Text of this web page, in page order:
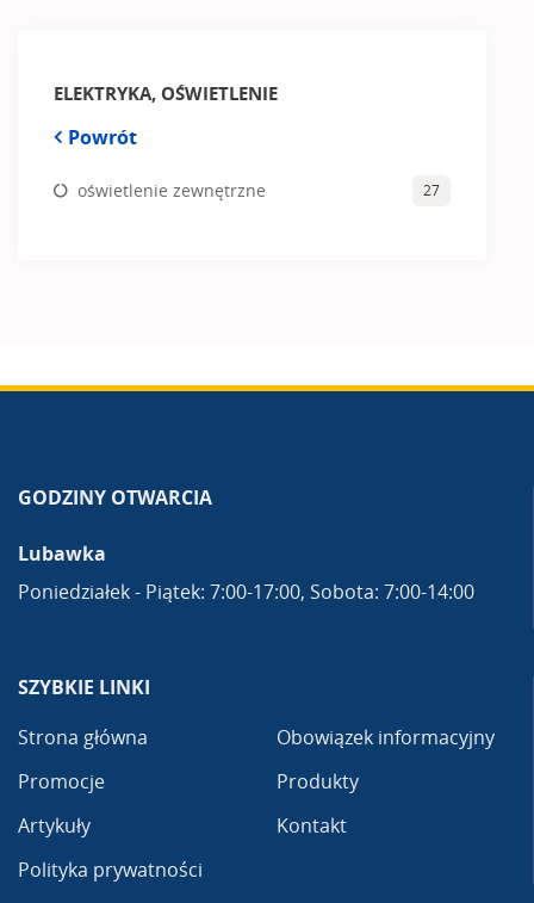
ELEKTRYKA, OŚWIETLENIE
Powrót
oświetlenie zewnętrzne 27
GODZINY OTWARCIA
Lubawka
Poniedziałek - Piątek: 7:00-17:00, Sobota: 7:00-14:00
SZYBKIE LINKI
Strona główna
Promocje
Artykuły
Polityka prywatności
Obowiązek informacyjny
Produkty
Kontakt